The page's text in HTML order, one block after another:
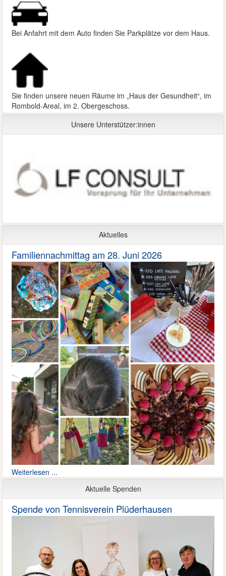
Bei Anfahrt mit dem Auto finden Sie Parkplätze vor dem Haus.
Sie finden unsere neuen Räume im „Haus der Gesundheit“, im
Rombold-Areal, im 2. Obergeschoss.
Unsere Unterstützer:innen
Aktuelles
Familiennachmittag am 28. Juni 2026
Weiterlesen ...
Aktuelle Spenden
Spende von Tennisverein Plüderhausen